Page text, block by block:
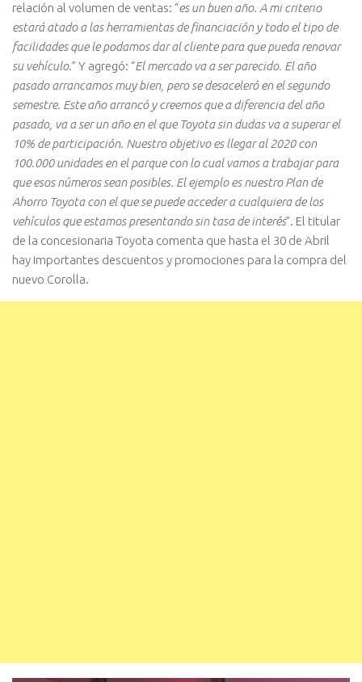
relación al volumen de ventas: “es un buen año. A mi criterio
estará atado a las herramientas de financiación y todo el tipo de
facilidades que le podamos dar al cliente para que pueda renovar
su vehículo.” Y agregó: “El mercado va a ser parecido. El año
pasado arrancamos muy bien, pero se desaceleró en el segundo
semestre. Este año arrancó y creemos que a diferencia del año
pasado, va a ser un año en el que Toyota sin dudas va a superar el
10% de participación. Nuestro objetivo es llegar al 2020 con
100.000 unidades en el parque con lo cual vamos a trabajar para
que esos números sean posibles. El ejemplo es nuestro Plan de
Ahorro Toyota con el que se puede acceder a cualquiera de los
vehículos que estamos presentando sin tasa de interés”. El titular
de la concesionaria Toyota comenta que hasta el 30 de Abril
hay importantes descuentos y promociones para la compra del
nuevo Corolla.